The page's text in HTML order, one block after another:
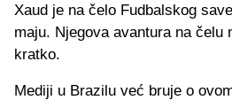
Xaud je na čelo Fudbalskog
maju. Njegova avantura na čelu
kratko.
Mediji u Brazilu već bruje o